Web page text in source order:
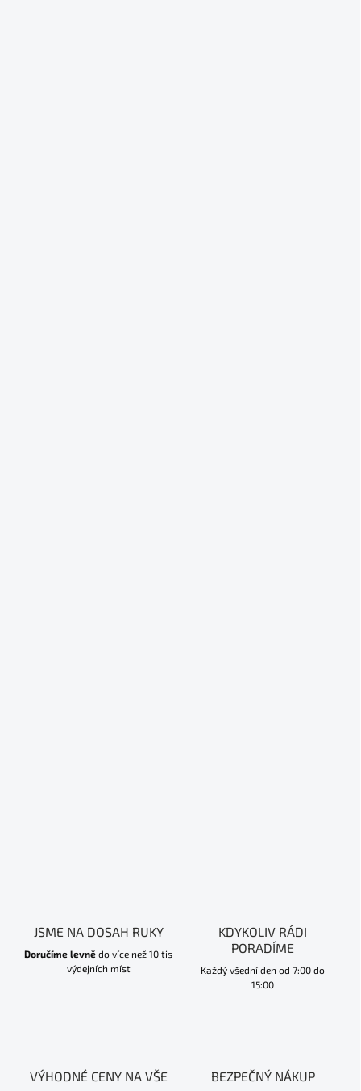
JSME NA DOSAH RUKY
Doručíme levně do více než 10 tis
výdejních míst
KDYKOLIV RÁDI
PORADÍME
Každý všední den od 7:00 do
15:00
VÝHODNÉ CENY NA VŠE BEZPEČNÝ NÁKUP